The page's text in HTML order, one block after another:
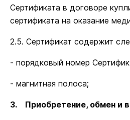
Сертификата в договоре
сертификата на оказание
2.5. Сертификат содержит
- порядковый номер
- магнитная полоса;
3. Приобретение, обмен и